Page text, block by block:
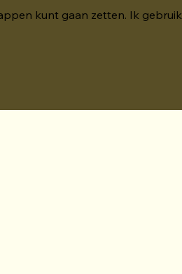
kunt gaan zetten. Ik gebruik